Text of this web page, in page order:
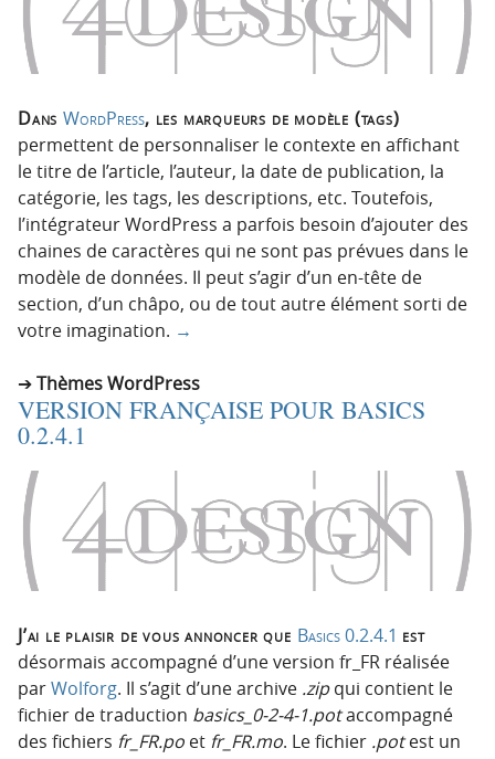
Dans WordPress, les marqueurs de modèle (tags)
permettent de personnaliser le contexte en affichant
le titre de l’article, l’auteur, la date de publication, la
catégorie, les tags, les descriptions, etc. Toutefois,
l’intégrateur WordPress a parfois besoin d’ajouter des
chaines de caractères qui ne sont pas prévues dans le
modèle de données. Il peut s’agir d’un en-tête de
section, d’un châpo, ou de tout autre élément sorti de
votre imagination. →
Thèmes WordPress
VERSION FRANÇAISE POUR BASICS
0.2.4.1
J’ai le plaisir de vous annoncer que Basics 0.2.4.1 est
désormais accompagné d’une version fr_FR réalisée
parWolforg. Il s’agit d’une archive .zipqui contient le
fichier de traduction basics_0-2-4-1.potaccompagné
des fichiers fr_FR.po et fr_FR.mo. Le fichier .potest un